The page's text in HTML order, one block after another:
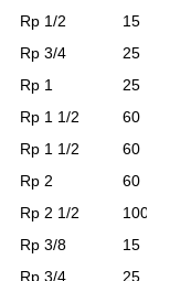
Rp 1/2
15
Rp 3/4
25
Rp 1
25
Rp 1 1/2
60
Rp 1 1/2
60
Rp 2
60
Rp 2 1/2
100
Rp 3/8
15
Rp 3/4 25